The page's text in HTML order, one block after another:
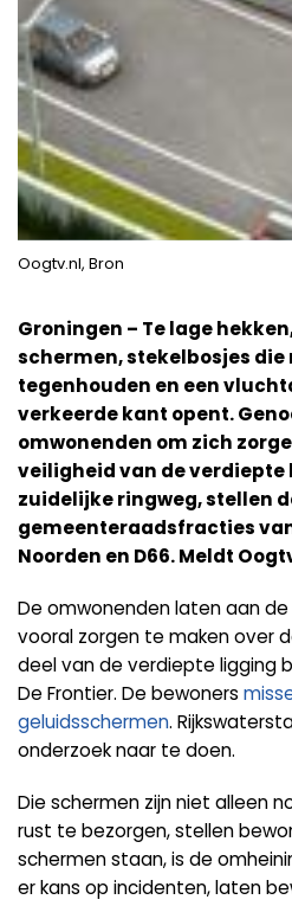
Oogtv.nl, Bron
Groningen – Te lage
schermen, stekelbosjes die
tegenhouden en een
verkeerde kant opent.
omwonenden om zich
veiligheid van de verdiepte
zuidelijke ringweg, stellen
gemeenteraadsfracties
Noorden en D66. Meldt
De omwonenden laten aan
vooral zorgen te maken over
deel van de verdiepte ligging
De Frontier. De bewoners
geluidsschermen.
onderzoek naar te doen.
Die schermen zijn niet alleen
rust te bezorgen, stellen
schermen staan, is de
er kans op incidenten, laten